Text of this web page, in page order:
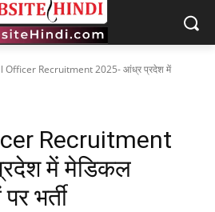
Officer Recruitment 2025- आंध्र प्रदेश में
Recruitment
में मेडिकल
भर्ती